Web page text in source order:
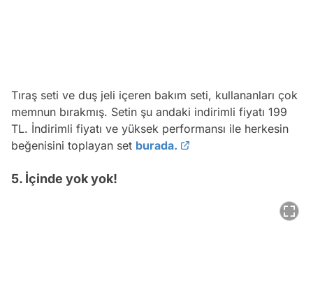
Tıraş seti ve duş jeli içeren bakım seti, kullananları çok
memnun bırakmış. Setin şu andaki indirimli fiyatı 199
TL. İndirimli fiyatı ve yüksek performansı ile herkesin
beğenisini toplayan set burada.
5. İçinde yok yok!